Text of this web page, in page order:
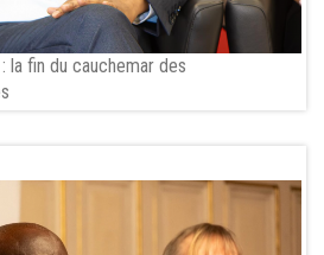
la fin du cauchemar des